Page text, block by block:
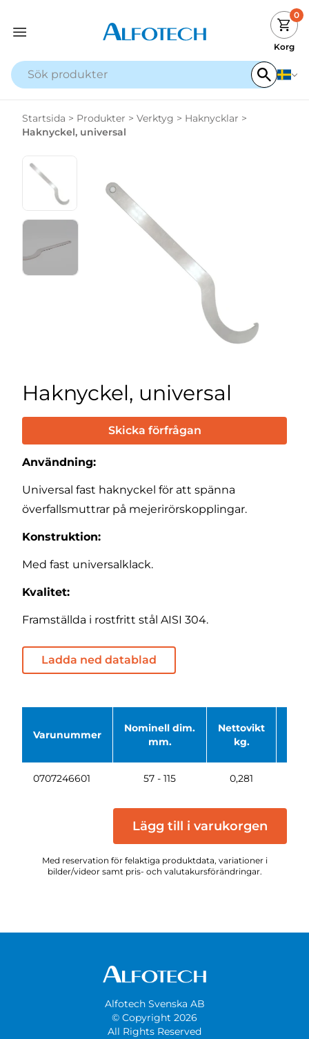
0
Korg
Startsida > Produkter > Verktyg > Haknycklar >
Haknyckel, universal
Haknyckel, universal
Skicka förfrågan
Användning:
Universal fast haknyckel för att spänna
överfallsmuttrar på mejerirörskopplingar.
Konstruktion:
Med fast universalklack.
Kvalitet:
Framställda i rostfritt stål AISI 304.
Ladda ned datablad
Varunummer
Nominell dim.
mm.
Nettovikt
kg.
0707246601 57 - 115 0,281
Lägg till i varukorgen
Med reservation för felaktiga produktdata, variationer i
bilder/videor samt pris- och valutakursförändringar.
Alfotech Svenska AB
© Copyright 2026
All Rights Reserved